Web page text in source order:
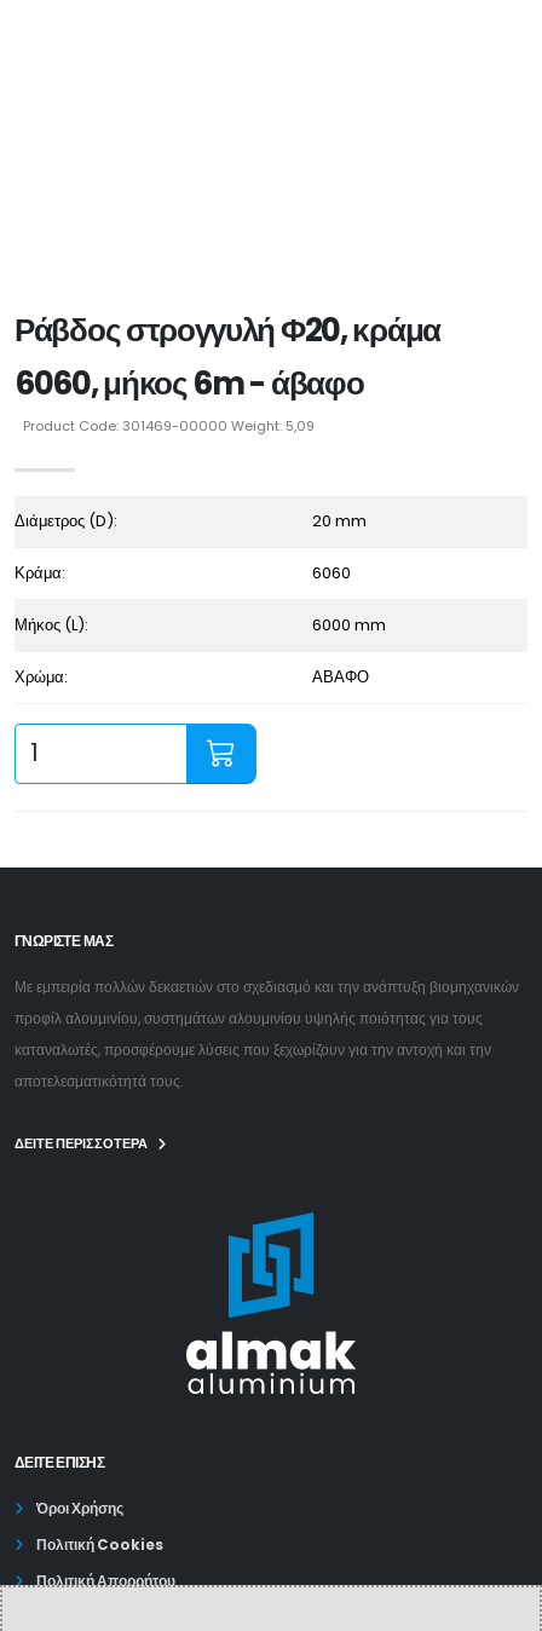
Ράβδος στρογγυλή Φ20, κράμα
6060, μήκος 6m - άβαφο
Product Code: 301469-00000 Weight: 5,09
Διάμετρος (D): 20 mm
Κράμα: 6060
Μήκος (L): 6000 mm
Χρώμα: ΑΒΑΦΟ
ΓΝΩΡΙΣΤΕ ΜΑΣ
Με εμπειρία πολλών δεκαετιών στο σχεδιασμό και την ανάπτυξη βιομηχανικών
προφίλ αλουμινίου, συστημάτων αλουμινίου υψηλής ποιότητας για τους
καταναλωτές, προσφέρουμε λύσεις που ξεχωρίζουν για την αντοχή και την
αποτελεσματικότητά τους.
ΔΕΙΤΕ ΠΕΡΙΣΣΟΤΕΡΑ
ΔΕΊΤΕ ΕΠΙΣΗΣ
Όροι Χρήσης
Πολιτική Cookies
Πολιτική Απορρήτου